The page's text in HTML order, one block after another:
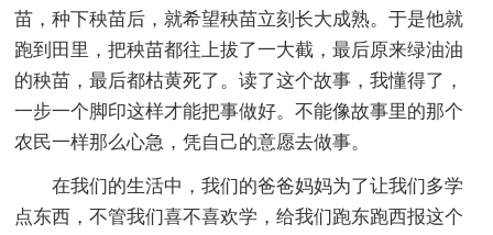
苗，种下秧苗后，就希望秧苗立刻长大成熟。于是他就
跑到田里，把秧苗都往上拔了一大截，最后原来绿油油
的秧苗，最后都枯黄死了。读了这个故事，我懂得了，
一步一个脚印这样才能把事做好。不能像故事里的那个
农民一样那么心急，凭自己的意愿去做事。
在我们的生活中，我们的爸爸妈妈为了让我们多学
点东西，不管我们喜不喜欢学，给我们跑东跑西报这个